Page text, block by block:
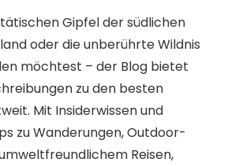
Gipfel der südlichen
oder die unberührte Wildnis
möchtest – der Blog bietet
zu den besten
Mit Insiderwissen und
zu Wanderungen, Outdoor-
Reisen,